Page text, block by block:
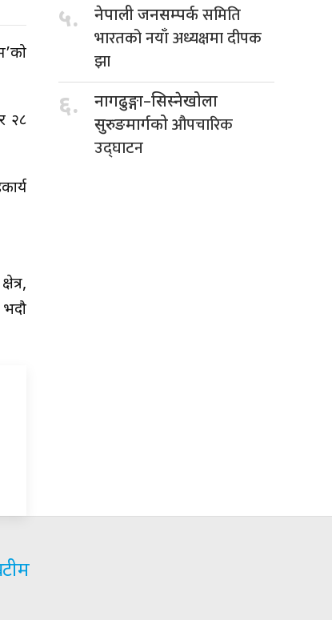
२८
५. नेपाली जनसम्पर्कसमिति
भारतको नयाँ अध्यक्षमा दीपक
झा
६.
नागढुङ्गा–सिस्नेखोला
सुरुङमार्गकोऔपचारिक
उद्घाटन
टीम